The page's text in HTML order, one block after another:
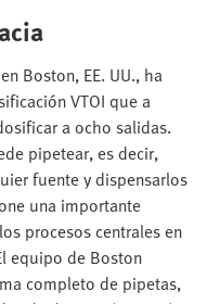
Boston, EE. UU., ha
VTOI que a
a ocho salidas.
pipetear, es decir,
fuente y dispensarlos
una importante
procesos centrales en
equipo de Boston
completo de pipetas,